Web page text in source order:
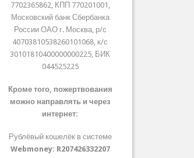
7702365862, КПП 770201001,
Московский банк Сбербанка
России ОАО г. Москва, р/с
40703810538260101068, к/с
30101810400000000225, БИК
044525225
Кроме того, пожертвования
можно направлять и через
интернет:
Рублёвый кошелёк в системе
Webmoney: R207426332207